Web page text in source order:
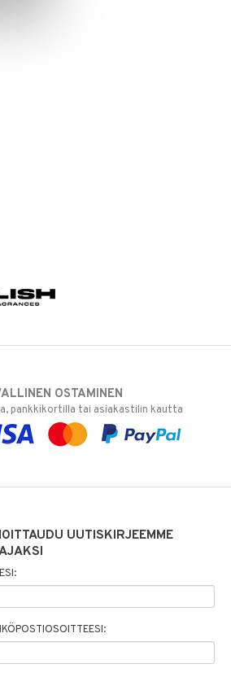
OSTAMINEN
pankkikortilla tai asiakastilin kautta
UUTISKIRJEEMME